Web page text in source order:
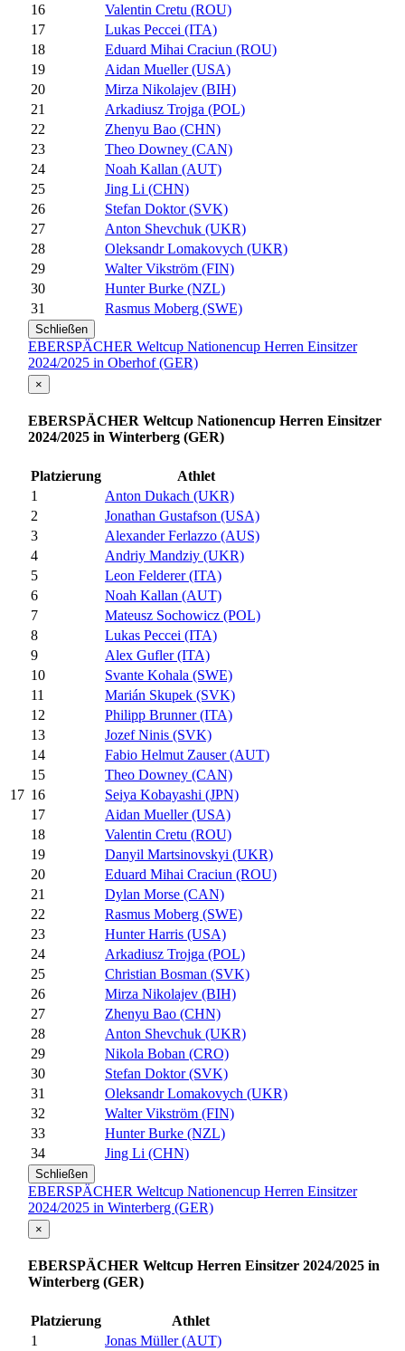
16
Valentin Cretu (ROU)
17
Lukas Peccei (ITA)
18
Eduard Mihai Craciun (ROU)
19
Aidan Mueller (USA)
20
Mirza Nikolajev (BIH)
21
Arkadiusz Trojga (POL)
22
Zhenyu Bao (CHN)
23
Theo Downey (CAN)
24
Noah Kallan (AUT)
25
Jing Li (CHN)
26
Stefan Doktor (SVK)
27
Anton Shevchuk (UKR)
28
Oleksandr Lomakovych (UKR)
29
Walter Vikström (FIN)
30
Hunter Burke (NZL)
31
Rasmus Moberg (SWE)
Schließen
EBERSPÄCHER Weltcup Nationencup Herren Einsitzer
2024/2025 in Oberhof (GER)
17
×
EBERSPÄCHER Weltcup Nationencup Herren Einsitzer
2024/2025 in Winterberg (GER)
Platzierung
Athlet
1
Anton Dukach (UKR)
2
Jonathan Gustafson (USA)
3
Alexander Ferlazzo (AUS)
4
Andriy Mandziy (UKR)
5
Leon Felderer (ITA)
6
Noah Kallan (AUT)
7
Mateusz Sochowicz (POL)
8
Lukas Peccei (ITA)
9
Alex Gufler (ITA)
10
Svante Kohala (SWE)
11
Marián Skupek (SVK)
12
Philipp Brunner (ITA)
13
Jozef Ninis (SVK)
14
Fabio Helmut Zauser (AUT)
15
Theo Downey (CAN)
16
Seiya Kobayashi (JPN)
17
Aidan Mueller (USA)
18
Valentin Cretu (ROU)
19
Danyil Martsinovskyi (UKR)
20
Eduard Mihai Craciun (ROU)
21
Dylan Morse (CAN)
22
Rasmus Moberg (SWE)
23
Hunter Harris (USA)
24
Arkadiusz Trojga (POL)
25
Christian Bosman (SVK)
26
Mirza Nikolajev (BIH)
27
Zhenyu Bao (CHN)
28
Anton Shevchuk (UKR)
29
Nikola Boban (CRO)
30
Stefan Doktor (SVK)
31
Oleksandr Lomakovych (UKR)
32
Walter Vikström (FIN)
33
Hunter Burke (NZL)
34
Jing Li (CHN)
Schließen
EBERSPÄCHER Weltcup Nationencup Herren Einsitzer
2024/2025 in Winterberg (GER)
×
EBERSPÄCHER Weltcup Herren Einsitzer 2024/2025 in
Winterberg (GER)
Platzierung
Athlet
1
Jonas Müller (AUT)